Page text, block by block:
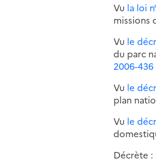
Vu la loi
missions
Vu le
du parc
2006-
Vu le
plan
Vu le
Décrète :